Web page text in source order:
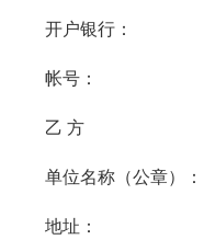
开户银行：
帐号：
乙 方
单位名称（公章）：
地址：